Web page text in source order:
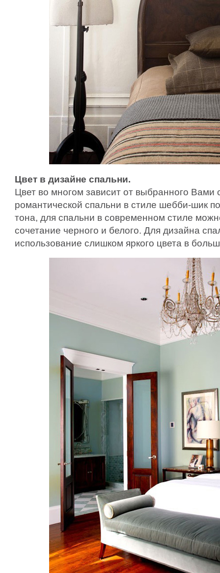
Цвет в дизайне спальни.
Цвет во многом зависит от выбранного Вами
романтической спальни в стиле шебби-шик
тона, для спальни в современном стиле
сочетание черного и белого. Для дизайна
использование слишком яркого цвета в